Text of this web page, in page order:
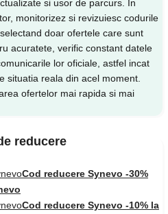
si usor de parcurs. In
monitorizez si revizuiesc codurile
doar ofertele care sunt
acuratete, verific constant datele
lor oficiale, astfel incat
situatia reala din acel moment.
ofertelor mai rapida si mai
reducere
Cod reducere Synevo -30%
Cod reducere Synevo -10% la